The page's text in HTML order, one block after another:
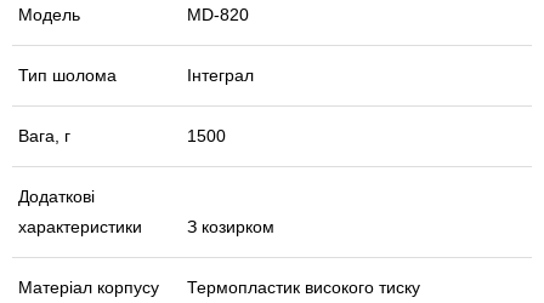
Модель MD-820
Тип шолома Інтеграл
Вага, г 1500
Додаткові
характеристики
З козирком
Матеріал корпусу Термопластик високого тиску